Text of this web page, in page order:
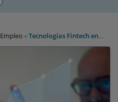
Empleo »Tecnologías Fintech en